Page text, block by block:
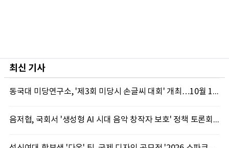
최신 기사
동국대 미당연구소, '제3회 미당시 손글씨 대회' 개최…10월 12일까지 접수
음저협, 국회서 '생성형 AI 시대 음악 창작자 보호' 정책 토론회 10일 개최